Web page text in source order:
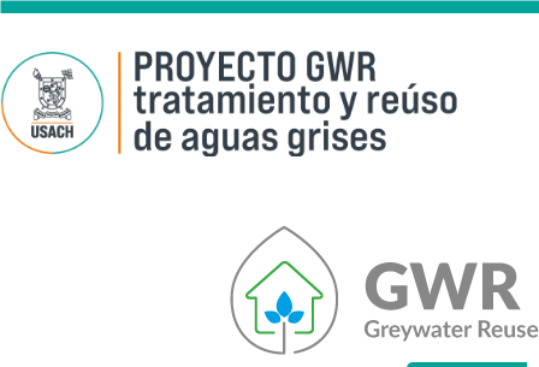
Pasar al contenido principal